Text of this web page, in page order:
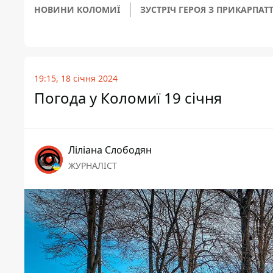
НОВИНИ КОЛОМИЇ ЗУСТРІЧ ГЕРОЯ З
19:15, 18 січня 2024
Погода у Коломиї 19 січня
Ліліана Слободян
ЖУРНАЛІСТ